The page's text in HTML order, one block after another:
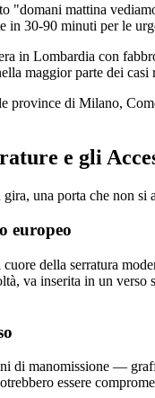
"domani mattina
in 30-90 minuti per le
in Lombardia con
maggior parte dei
province di Milano,
e gli
una porta che non
europeo
della serratura
va inserita in un verso
di manomissione —
essere